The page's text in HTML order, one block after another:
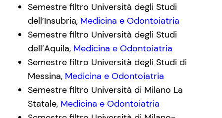
Semestre filtro Università degli Studi
dell’Insubria, Medicina e Odontoiatria
Semestre filtro Università degli Studi
dell’Aquila, Medicina e Odontoiatria
Semestre filtro Università degli Studi di
Messina, Medicina e Odontoiatria
Semestre filtro Università di Milano La
Statale, Medicina e Odontoiatria